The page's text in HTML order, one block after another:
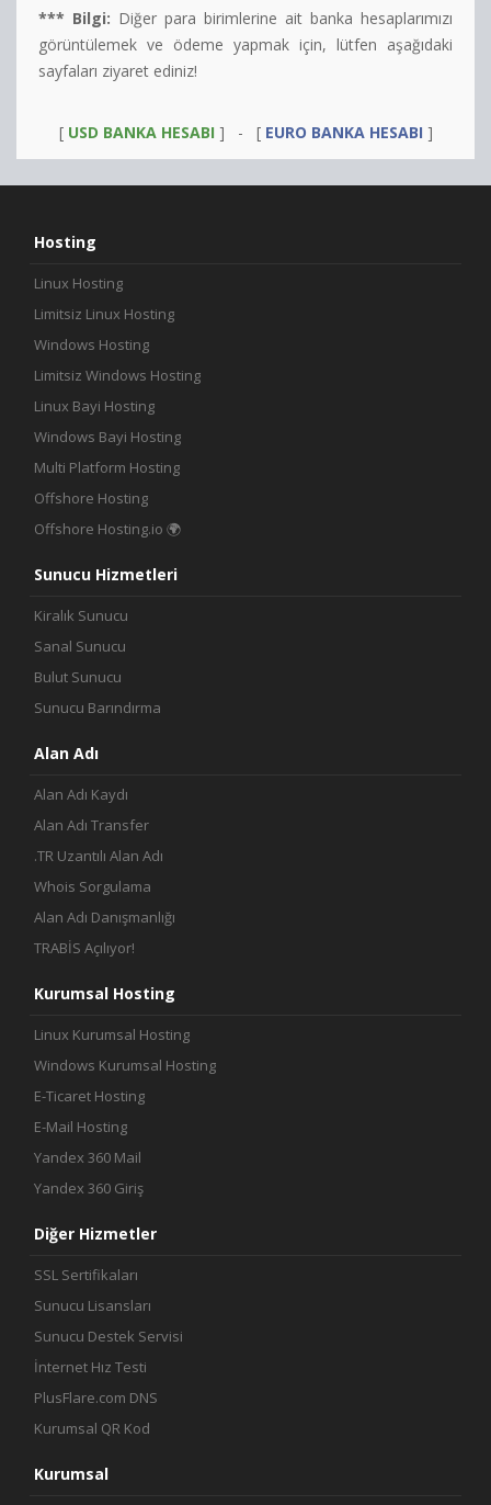
*** Bilgi: Diğer para birimlerine ait banka hesaplarımızı
görüntülemek ve ödeme yapmak için, lütfen aşağıdaki
sayfaları ziyaret ediniz!
[ USD BANKA HESABI ] - [ EURO BANKA HESABI ]
Hosting
Linux Hosting
Limitsiz Linux Hosting
Windows Hosting
Limitsiz Windows Hosting
Linux Bayi Hosting
Windows Bayi Hosting
Multi Platform Hosting
Offshore Hosting
Offshore Hosting.io 🌍
Sunucu Hizmetleri
Kiralık Sunucu
Sanal Sunucu
Bulut Sunucu
Sunucu Barındırma
Alan Adı
Alan Adı Kaydı
Alan Adı Transfer
.TR Uzantılı Alan Adı
Whois Sorgulama
Alan Adı Danışmanlığı
TRABİS Açılıyor!
Kurumsal Hosting
Linux Kurumsal Hosting
Windows Kurumsal Hosting
E-Ticaret Hosting
E-Mail Hosting
Yandex 360 Mail
Yandex 360 Giriş
Diğer Hizmetler
SSL Sertifikaları
Sunucu Lisansları
Sunucu Destek Servisi
İnternet Hız Testi
PlusFlare.com DNS
Kurumsal QR Kod
Kurumsal